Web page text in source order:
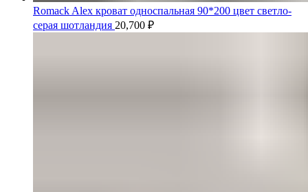
Romack Alex кроват односпальная 90*200 цвет светло-
серая шотландия 20,700 ₽